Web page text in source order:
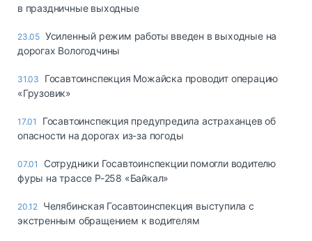
в праздничные выходные
23.05 Усиленный режим работы введен в выходные на
дорогах Вологодчины
31.03
Госавтоинспекция Можайска проводит операцию
«Грузовик»
17.01
Госавтоинспекция предупредила астраханцев об
опасности на дорогах из-за погоды
07.01
Сотрудники Госавтоинспекции помогли водителю
фуры на трассе Р-258 «Байкал»
20.12 Челябинская Госавтоинспекция выступила с
экстренным обращением к водителям